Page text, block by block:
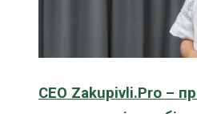
CEO Zakupivli.Pro –